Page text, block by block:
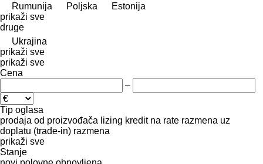
Rumunija
Poljska
Estonija
prikaži sve
druge
Ukrajina
prikaži sve
prikaži sve
Cena
–
Tip oglasa
prodaja od proizvođača lizing kredit na rate razmena uz
doplatu (trade-in) razmena
prikaži sve
Stanje